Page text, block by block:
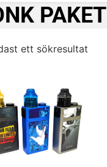
PAKET
ett sökresultat